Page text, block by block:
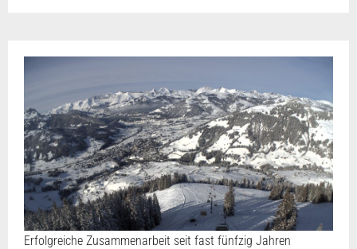
Erfolgreiche Zusammenarbeit seit fast fünfzig Jahren